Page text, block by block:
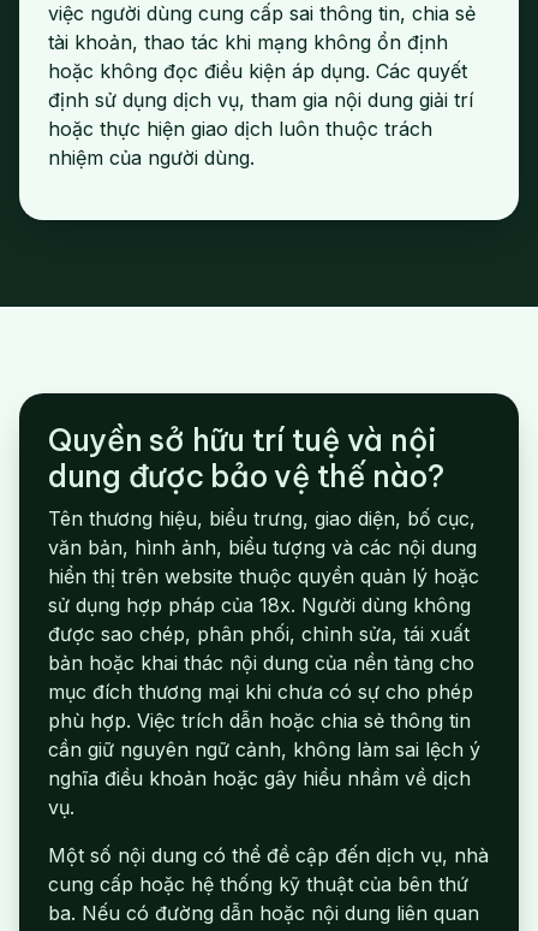
việc người dùng cung cấp sai thông tin, chia sẻ
tài khoản, thao tác khi mạng không ổn định
hoặc không đọc điều kiện áp dụng. Các quyết
định sử dụng dịch vụ, tham gia nội dung giải trí
hoặc thực hiện giao dịch luôn thuộc trách
nhiệm của người dùng.
Quyền sở hữu trí tuệ và nội
dung được bảo vệ thế nào?
Tên thương hiệu, biểu trưng, giao diện, bố cục,
văn bản, hình ảnh, biểu tượng và các nội dung
hiển thị trên website thuộc quyền quản lý hoặc
sử dụng hợp pháp của 18x. Người dùng không
được sao chép, phân phối, chỉnh sửa, tái xuất
bản hoặc khai thác nội dung của nền tảng cho
mục đích thương mại khi chưa có sự cho phép
phù hợp. Việc trích dẫn hoặc chia sẻ thông tin
cần giữ nguyên ngữ cảnh, không làm sai lệch ý
nghĩa điều khoản hoặc gây hiểu nhầm về dịch
vụ.
Một số nội dung có thể đề cập đến dịch vụ, nhà
cung cấp hoặc hệ thống kỹ thuật của bên thứ
ba. Nếu có đường dẫn hoặc nội dung liên quan